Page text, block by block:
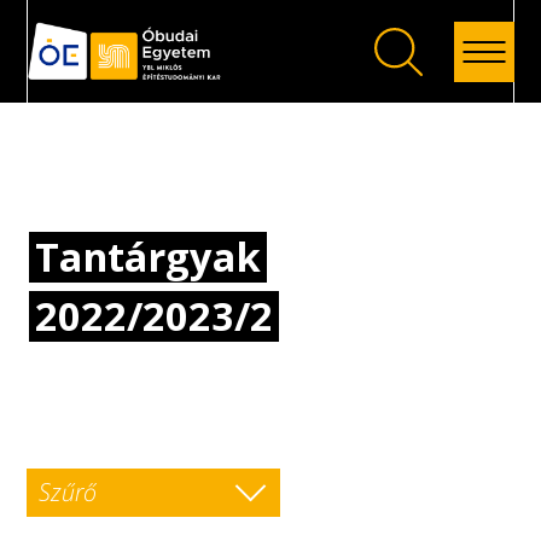
Vissza
Tantárgyak
2022/2023/2
Szűrő